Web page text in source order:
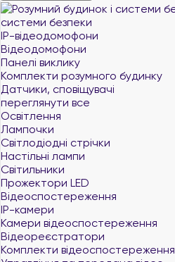
системи безпеки
IP-відеодомофони
Відеодомофони
Панелі виклику
Комплекти розумного будинку
Датчики, сповіщувачі
переглянути все
Освітлення
Лампочки
Світлодіодні стрічки
Настільні лампи
Світильники
Прожектори LED
Відеоспостереження
IP-камери
Камери відеоспостереження
Відеореєстратори
Комплекти відеоспостереження